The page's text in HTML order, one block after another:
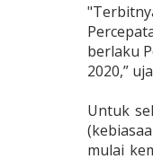
berlaku
2020,”
Untuk
mulai